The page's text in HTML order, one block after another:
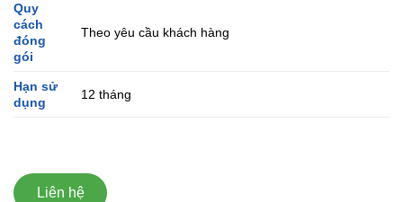
Quy
cách
đóng
gói
Theo yêu cầu khách hàng
Hạn sử
dụng
12 tháng
Liên hệ